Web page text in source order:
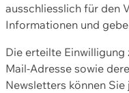
ausschliesslich für den
Informationen und
Die erteilte Einwilligung
Mail-Adresse sowie
Newsletters können